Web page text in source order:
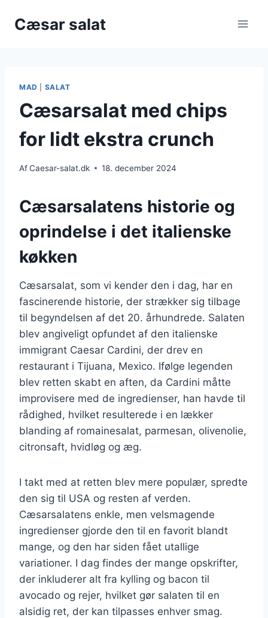
Cæsar salat
MAD SALAT
Cæsarsalat med chips
for lidt ekstra crunch
AfCaesar-salat.dk 18. december 2024
Cæsarsalatens historie og
oprindelse i det italienske
køkken
Cæsarsalat, som vi kender den i dag, har en
fascinerende historie, der strækker sig tilbage
til begyndelsen af det 20. århundrede. Salaten
blev angiveligt opfundet af den italienske
immigrant Caesar Cardini, der drev en
restaurant i Tijuana, Mexico. Ifølge legenden
blev retten skabt en aften, da Cardini måtte
improvisere med de ingredienser, han havde til
rådighed, hvilket resulterede i en lækker
blanding af romainesalat, parmesan, olivenolie,
citronsaft, hvidløg og æg.
I takt med at retten blev mere populær, spredte
den sig til USA og resten af verden.
Cæsarsalatens enkle, men velsmagende
ingredienser gjorde den til en favorit blandt
mange, og den har siden fået utallige
variationer. I dag findes der mange opskrifter,
der inkluderer alt fra kylling og bacon til
avocado og rejer, hvilket gør salaten til en
alsidig ret, der kan tilpasses enhver smag.